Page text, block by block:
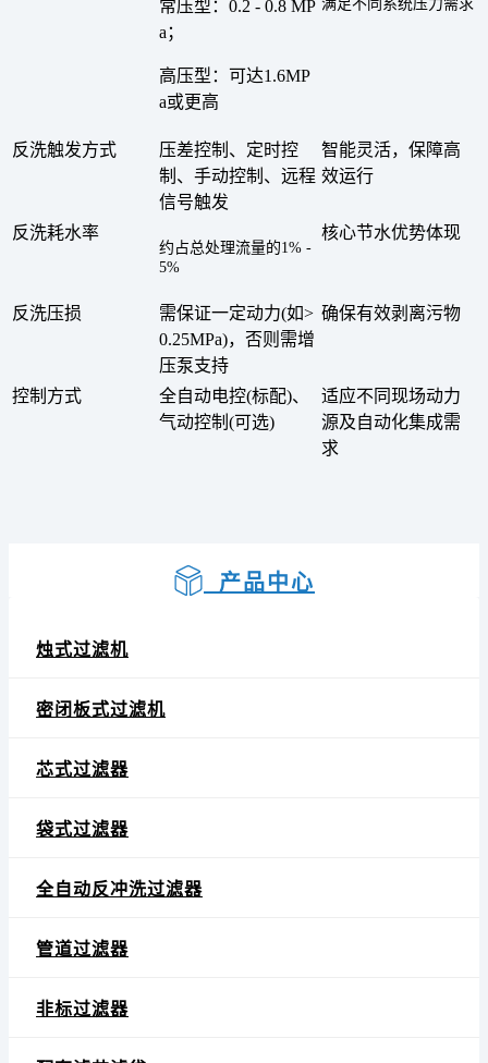
常压型： 0.2 - 0.8 MP
a；
高压型：可达1.6MP
a或更高
满足不同系统压力需求
反洗触发方式
压差控制、定时控
制、手动控制、远程
信号触发
智能灵活，保障高
效运行
反洗耗水率
约占总处理流量的1% -
5%
核心节水优势体现
反洗压损 需保证一定动力(如>
0.25MPa)，否则需增
压泵支持
确保有效剥离污物
控制方式 全自动电控(标配)、
气动控制(可选)
适应不同现场动力
源及自动化集成需
求
产品中心
烛式过滤机
密闭板式过滤机
芯式过滤器
袋式过滤器
全自动反冲洗过滤器
管道过滤器
非标过滤器